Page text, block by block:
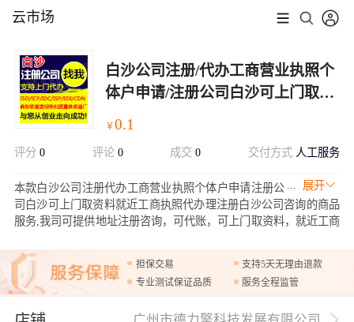
云市场
白沙公司注册/代办工商营业执照个
体户申请/注册公司白沙可上门取资
￥0.1
评分 0 评论 0 成交0 交付方式 人工服务
展开
本款白沙公司注册代办工商营业执照个体户申请注册公
司白沙可上门取资料就近工商执照代办理注册白沙公司咨询的商品
服务,我司可提供地址注册咨询，可代账，可上门取资料，就近工商
站，资料齐全无误一般工商是5-7个工作日出执照，欢迎咨询购买！
担保交易
支持5天无理由退款
专业测试保证品质
服务全程监管